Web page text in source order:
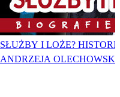
SŁUŻBY I LOŻE?
ANDRZEJA